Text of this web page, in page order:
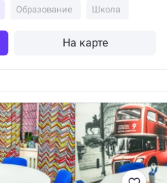
Образование Школа
На карте